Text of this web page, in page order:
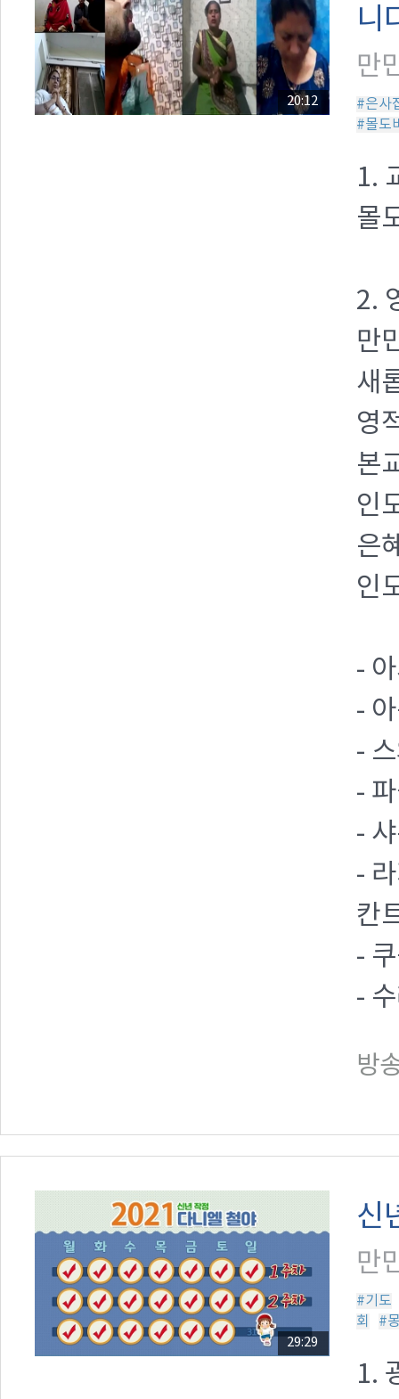
20:12
니
만
#은사
#몰도
1.
몰
2.
만
새
영
본
인
은
인
-
-
-
-
-
-
칸
-
-
방
29:29
신
만
#기도
회
#
1.